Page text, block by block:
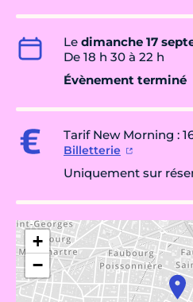
Le dimanche 17
De 18 h 30 à 22 h
Évènement terminé
Tarif New Morning :
Billetterie
Uniquement sur
+
−